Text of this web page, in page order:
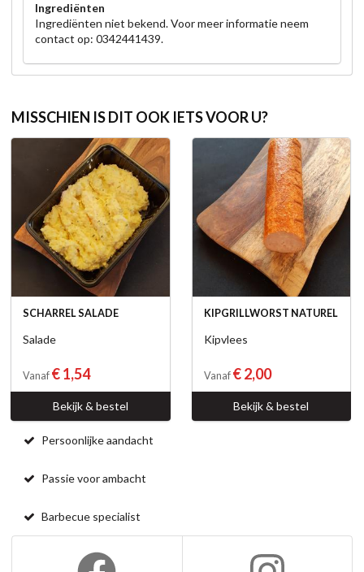
Ingrediënten
Ingrediënten niet bekend. Voor meer informatie neem
contact op: 0342441439.
MISSCHIEN IS DIT OOK IETS VOOR U?
SCHARREL SALADE
Salade
Vanaf € 1,54
Bekijk & bestel
KIPGRILLWORST NATUREL
Kipvlees
Vanaf € 2,00
Bekijk & bestel
Persoonlijke aandacht
Passie voor ambacht
Barbecue specialist